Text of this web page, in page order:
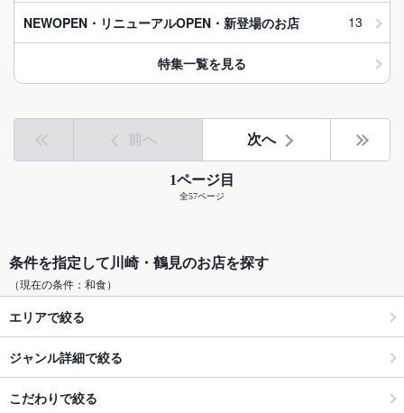
NEWOPEN・リニューアルOPEN・新登場のお店 13
特集一覧を見る
前へ 次へ
1ページ目
全57ページ
条件を指定して川崎・鶴見のお店を探す
（現在の条件：和食）
エリアで絞る
ジャンル詳細で絞る
こだわりで絞る